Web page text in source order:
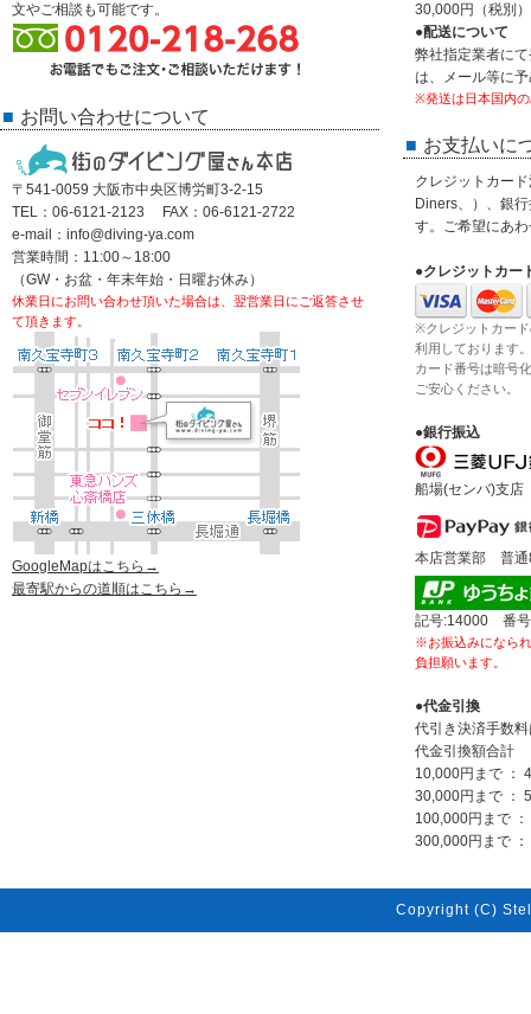
文やご相談も可能です。
お問い合わせについて
〒541-0059 大阪市中央区博労町3-2-15
TEL：06-6121-2123 FAX：06-6121-2722
e-mail：info@diving-ya.com
営業時間：11:00～18:00
（GW・お盆・年末年始・日曜お休み）
休業日にお問い合わせ頂いた場合は、翌営業日にご返答させ
て頂きます。
GoogleMapはこちら→
最寄駅からの道順はこちら→
30,000円（税別
●配送について
弊社指定業者に
は、メール等に
※発送は日本国内
お支払いに
クレジットカー
Diners、）、銀
す。ご希望にあ
●クレジットカー
※クレジットカー
利用しております。
カード番号は暗号
ご安心ください。
●銀行振込
船場(センバ)支
本店営業部 普通
記号:14000 番号
※お振込みになら
負担願います。
●代金引換
代引き決済手数
代金引換額合計
10,000円まで ：
30,000円まで ：
100,000円まで
300,000円まで
Copyright (C)